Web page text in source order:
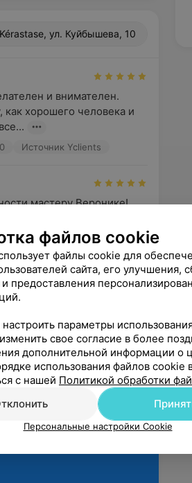
Kérastase, ул. Куйбышева, 10
и внимателен.
хорошего человека и
Источник Yclients
мастеру Веронике!
Результат превзошёл
Источник Yclients
за подбор
окрашивание и за
Источник Yclients
файлов cookie
файлы cookie для
сайта, его улучшения,
и предоставления
параметры
свое согласие в более
дополнительной информации о
использования файлов
с нашей Политикой обработки
Персональные настройки Cookie